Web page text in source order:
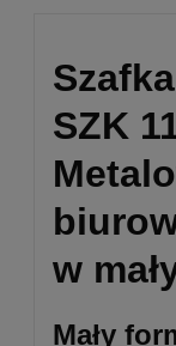
SZK
w
Mały